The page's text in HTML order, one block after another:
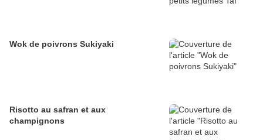
Wok de poivrons Sukiyaki
Risotto au safran et aux
champignons